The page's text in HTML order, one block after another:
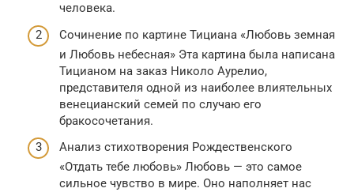
человека.
Сочинение по картине Тициана «Любовь земная
и Любовь небесная» Эта картина была написана
Тицианом на заказ Николо Аурелио,
представителя одной из наиболее влиятельных
венецианский семей по случаю его
бракосочетания.
Анализ стихотворения Рождественского
«Отдать тебе любовь» Любовь — это самое
сильное чувство в мире. Оно наполняет нас